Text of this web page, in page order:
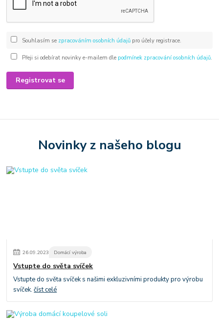
Souhlasím se zpracováním osobních údajůpro účely registrace.
Přeji si odebírat novinky e-mailem dle podmínek zpracování osobních údajů.
Registrovat se
Novinky z našeho blogu
26.09.2023 Domácí výroba
Vstupte do světa svíček
Vstupte do světa svíček s našimi exkluzivními produkty pro výrobu
svíček.číst celé